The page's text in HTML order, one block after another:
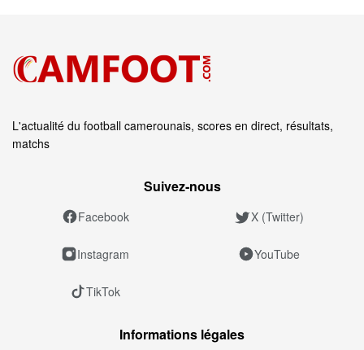
L'actualité du football camerounais, scores en direct, résultats,
matchs
Suivez‑nous
Facebook X (Twitter)
Instagram YouTube
TikTok
Informations légales